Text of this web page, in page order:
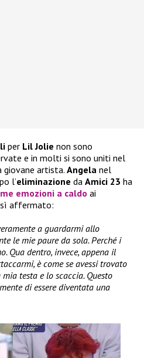
per Lil Jolie non sono
e in molti si sono uniti nel
artista. Angela nel
l’eliminazione da Amici 23 ha
emozioni a caldo ai
affermato:
a guardarmi allo
le mie paure da sola. Perché i
Qua dentro, invece, appena il
è come se avessi trovato
testa e lo scaccia. Questo
di essere diventata una